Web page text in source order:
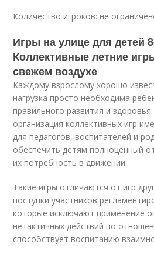
Количество игроков: не
Игры на улице для детей
Коллективные летние
свежем воздухе
Каждому взрослому хорошо
нагрузка просто необходима
правильного развития и
организация коллективных игр
для педагогов, воспитателей и
обеспечить детям полноценный
их потребность в движении.
Такие игры отличаются от игр
поступки участников
которые исключают применение
нетактичных действий по
способствует воспитанию